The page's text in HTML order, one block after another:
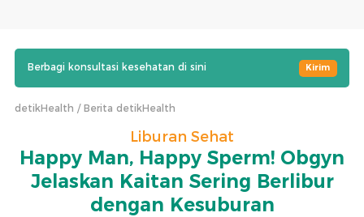
Berbagi konsultasi kesehatan di sini Kirim
detikHealth Berita detikHealth
Liburan Sehat
Happy Man, Happy Sperm! Obgyn
Jelaskan Kaitan Sering Berlibur
dengan Kesuburan